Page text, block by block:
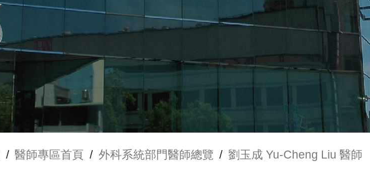
/ 醫師專區首頁 / 外科系統部門醫師總覽 / 劉玉成 Yu-Cheng Liu 醫師